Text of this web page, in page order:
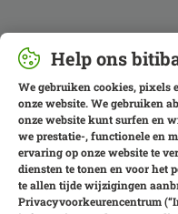
Help ons
We gebruiken cookies, pixels
onze website. We gebruiken
onze website kunt surfen en
we prestatie-, functionele en
ervaring op onze website te
diensten te tonen en voor het
te allen tijde wijzigingen
Privacyvoorkeurencentrum